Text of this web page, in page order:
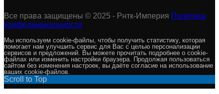
Все права защищены © 2025 - Рнтк-Империя Политика
конфеденциальности
Мы используем cookie-файлы, чтобы получить статистику, которая
помогает нам улучшить сервис для Вас с целью персонализации
сервисов и предложений. Вы можете прочитать подробнее о cookie-
файлах или изменить настройки браузера. Продолжая пользоваться
сайтом без изменения настроек, вы даёте согласие на использование
ваших cookie-файлов.
Scroll to Top